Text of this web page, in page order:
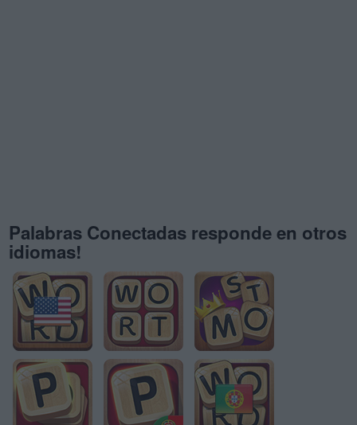
Palabras Conectadas responde en otros
idiomas!